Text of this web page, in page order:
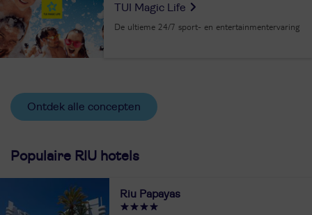
TUI Magic Life
De ultieme 24/7 sport- en entertainmentervaring
Ontdek alle concepten
Populaire RIU hotels
Riu Papayas